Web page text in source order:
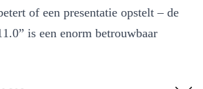
of een presentatie opstelt – de
is een enorm betrouwbaar
al je taken.